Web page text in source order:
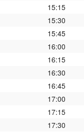
15:15
15:30
15:45
16:00
16:15
16:30
16:45
17:00
17:15
17:30